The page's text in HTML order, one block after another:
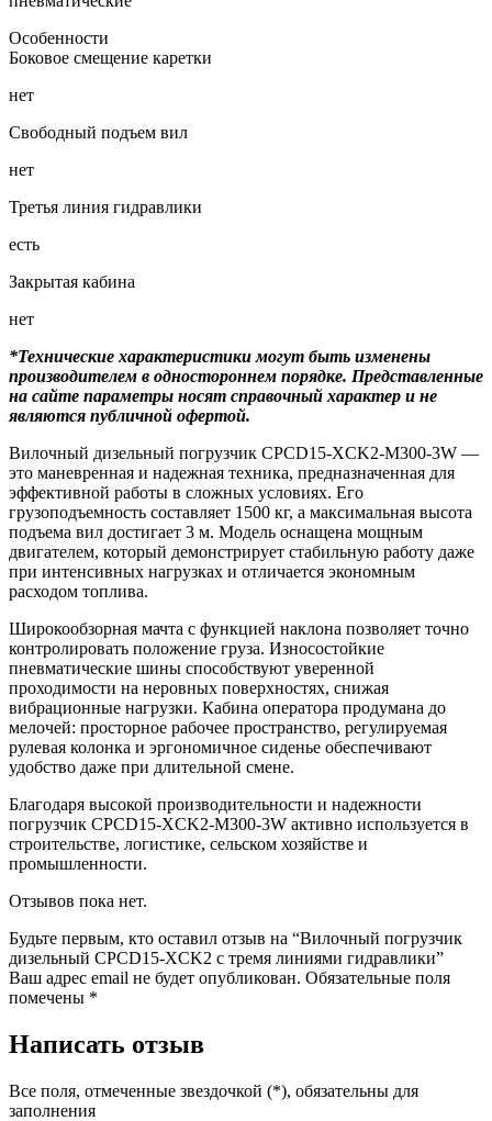
Особенности
Боковое смещение каретки
нет
Свободный подъем вил
нет
Третья линия гидравлики
есть
Закрытая кабина
нет
*Технические характеристики могут быть изменены
производителем в одностороннем порядке. Представленные
на сайте параметры носят справочный характер и не
являются публичной офертой.
Вилочный дизельный погрузчик CPCD15-XCK2-M300-3W —
это маневренная и надежная техника, предназначенная для
эффективной работы в сложных условиях. Его
грузоподъемность составляет 1500 кг, а максимальная высота
подъема вил достигает 3 м. Модель оснащена мощным
двигателем, который демонстрирует стабильную работу даже
при интенсивных нагрузках и отличается экономным
расходом топлива.
Широкообзорная мачта с функцией наклона позволяет точно
контролировать положение груза. Износостойкие
пневматические шины способствуют уверенной
проходимости на неровных поверхностях, снижая
вибрационные нагрузки. Кабина оператора продумана до
мелочей: просторное рабочее пространство, регулируемая
рулевая колонка и эргономичное сиденье обеспечивают
удобство даже при длительной смене.
Благодаря высокой производительности и надежности
погрузчик CPCD15-XCK2-M300-3W активно используется в
строительстве, логистике, сельском хозяйстве и
промышленности.
Отзывов пока нет.
Будьте первым, кто оставил отзыв на “Вилочный погрузчик
дизельный CPCD15-XCK2 с тремя линиями гидравлики”
Ваш адрес email не будет опубликован. Обязательные поля
помечены *
Написать отзыв
Все поля, отмеченные звездочкой (*), обязательны для
заполнения